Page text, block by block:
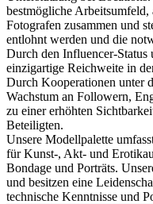
bestmögliche
Fotografen zusammen und
entlohnt werden und die
Durch den Influencer-Status
einzigartige Reichweite in
Durch Kooperationen unter
Wachstum an Followern,
zu einer erhöhten
Beteiligten.
Unsere Modellpalette
für Kunst-, Akt- und
Bondage und Porträts.
und besitzen eine
technische Kenntnisse und